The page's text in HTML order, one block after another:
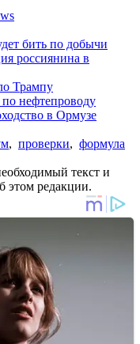
бить по добычи
россиянина в
Трампу
нефтепроводу
в Ормузе
, проверки, формула
текст и
этом редакции.